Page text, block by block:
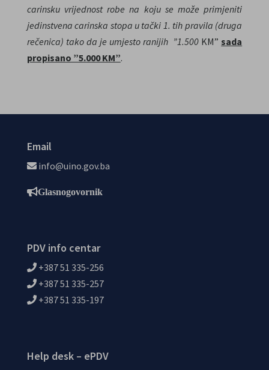
carinsku vrijednost robe na koju se može primjeniti
jedinstvena carinska stopa u tački 1. tih pravila (druga
rečenica) tako da je umjesto ranijih ”1.500 KM” sada
propisano ”5.000 KM”.
Email
info@uino.gov.ba
Glasnogovornik
PDV info centar
+387 51 335-256
+387 51 335-257
+387 51 335-197
Help desk – ePDV